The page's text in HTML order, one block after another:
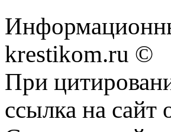
krestikom.ru ©
При
ссылка на сайт